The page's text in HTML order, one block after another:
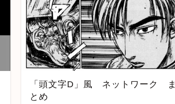
「頭文字D」風 ネットワーク ま
とめ